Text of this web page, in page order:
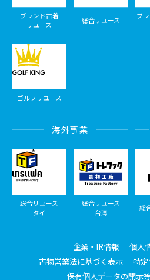
ブランド古着
リユース
総合リユース
ブ
ゴルフリユース
海外事業
総合リユース
タイ
総合リユース
台湾
総
企業・IR情報
個人
古物営業法に基づく表示
特
保有個人データの開示